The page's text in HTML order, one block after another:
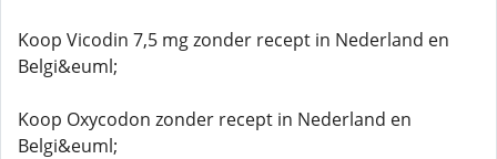
Koop Vicodin 7,5 mg zonder recept in Nederland en
Belgi&euml;
Koop Oxycodon zonder recept in Nederland en
Belgi&euml;